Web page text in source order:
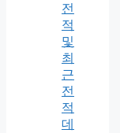
전
적
및
최
근
전
적
데